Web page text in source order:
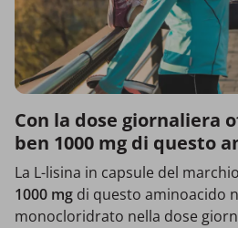
Con la dose giornaliera
ben 1000 mg di questo
La L-lisina in capsule del
1000 mg di questo aminoacido
monocloridrato nella dose